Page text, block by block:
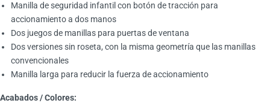
Manilla de seguridad infantil con botón de tracción para
accionamiento a dos manos
Dos juegos de manillas para puertas de ventana
Dos versiones sin roseta, con la misma geometría que las manillas
convencionales
Manilla larga para reducir la fuerza de accionamiento
Acabados / Colores: